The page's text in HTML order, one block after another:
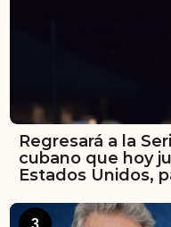
Regresará a la
cubano que hoy
Estados Unidos,
3